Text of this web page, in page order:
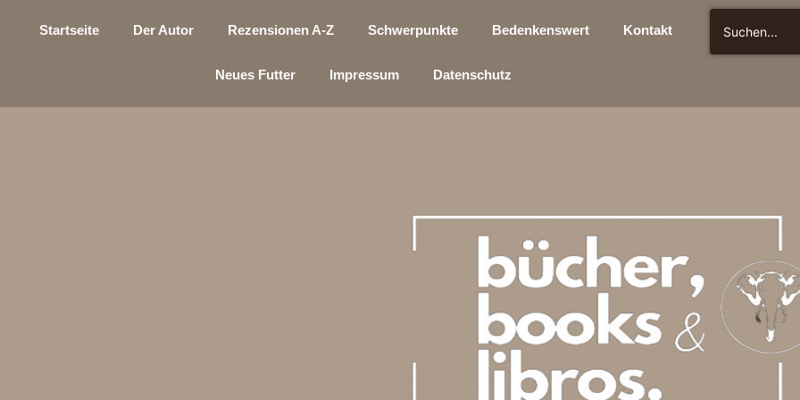
Startseite Der Autor Rezensionen A-Z Schwerpunkte Bedenkenswert Kontakt
Neues Futter Impressum Datenschutz